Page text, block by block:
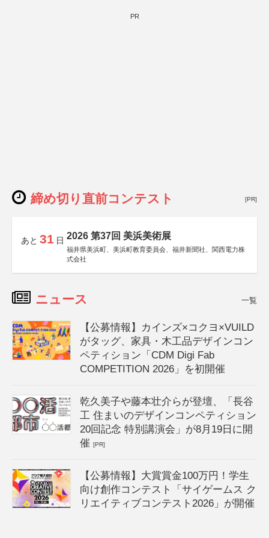
PR
締め切り直前コンテスト [PR]
あと 31 日 2026 第37回 美浜美術展
福井県美浜町、美浜町教育委員会、福井新聞社、関西電力株
式会社
ニュース 一覧
【公募情報】カインズ×コクヨ×VUILD
がタッグ、家具・木工品デザインコン
ペティション「CDM Digi Fab
COMPETITION 2026」を初開催
乾久美子や藤本壮介らが登壇、「長谷
工 住まいのデザインコンペティション
20回記念 特別講演会」が8月19日に開
催[PR]
【公募情報】大賞賞金100万円！学生
向け創作コンテスト「サイゲームス ク
リエイティブコンテスト2026」が開催